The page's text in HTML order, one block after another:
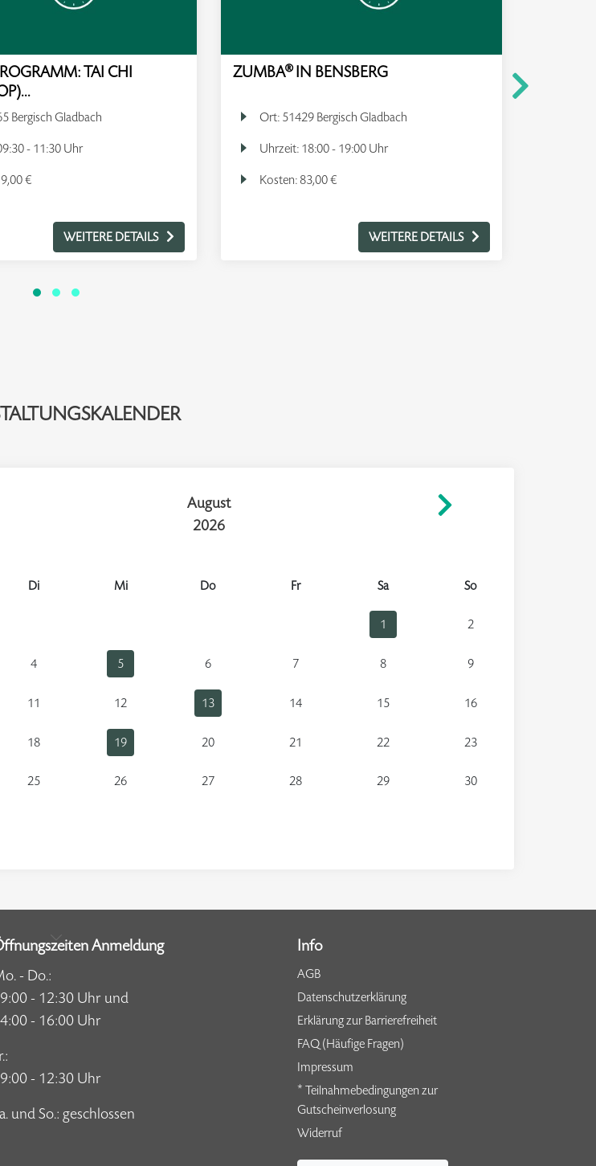
TAI CHI
Bergisch Gladbach
- 11:30 Uhr
€
WEITERE DETAILS
ZUMBA® IN BENSBERG
Ort: 51429 Bergisch Gladbach
Uhrzeit: 18:00 - 19:00 Uhr
Kosten: 83,00 €
WEITERE DETAILS
August
2026
Di Mi Do Fr Sa So
1 2
4 5 6 7 8 9
11 12 13 14 15 16
18 19 20 21 22 23
25 26 27 28 29 30
Anmeldung
- Do.:
- 12:30 Uhr und
- 16:00 Uhr
- 12:30 Uhr
und So.: geschlossen
Info
AGB
Datenschutzerklärung
Erklärung zur Barrierefreiheit
FAQ (Häufige Fragen)
Impressum
* Teilnahmebedingungen zur
Gutscheinverlosung
Widerruf